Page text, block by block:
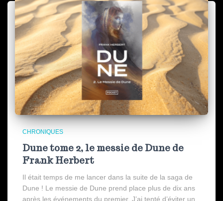
CHRONIQUES
Dune tome 2, le messie de Dune de
Frank Herbert
Il était temps de me lancer dans la suite de la saga de
Dune ! Le messie de Dune prend place plus de dix ans
après les événements du premier. J’ai tenté d’éviter un